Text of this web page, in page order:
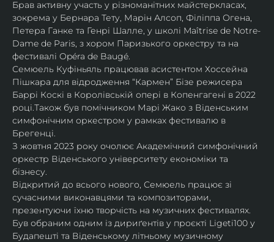
Брав активну участь у різноманітних майстеркласах,
зокрема у Бернара Тету, Марін Алсоп, Філіппа Огена,
Петера Ганке та Генрі Шалле, у школі Maîtrise de Notre-
Dame de Paris, з хором Паризького оркестру та на
фестивалі Opéra de Baugé.
Семюель Куфіньяль працював асистентом Хоссейна
Пішкара для відродження “Кармен” Бізе режисера
Баррі Коскі в Королівській опері в Копенгагені в 2022
році.Також був помічником Марі Жако з Віденським
симфонічним оркестром у рамках фестивалю в
Брегенці.
З жовтня 2023 року очолює Академічний симфонічний
оркестр Віденського університету економіки та
бізнесу.
Відкритий до всього нового, Семюель працює зі
сучасними виконавцями та композиторами,
презентуючи їхню творчість на музичних фестивалях.
Був обраним одним із дириґентів у проєкті Ligeti100 у
Будапешті та Віденському літньому музичному